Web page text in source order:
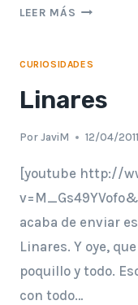
LEER MÁS
DE
MUERTE
HUELE
NADA’
CURIOSIDADES
Linares
Por JaviM 12/04/2011
[youtube http://
acaba de enviar
Linares. Y oye,
poquillo y todo.
con todo…